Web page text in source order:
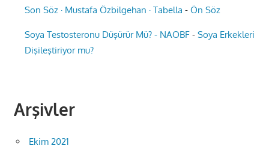
Son Söz · Mustafa Özbilgehan · Tabella -Ön Söz
Soya Testosteronu Düşürür Mü? - NAOBF -Soya Erkekleri
Dişileştiriyor mu?
Arşivler
Ekim 2021